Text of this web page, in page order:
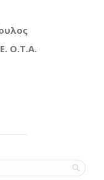
Ο.Τ.Α.